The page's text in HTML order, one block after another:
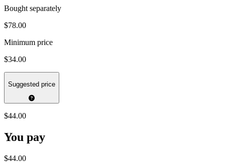
Bought separately
$78.00
Minimum price
$34.00
Suggested price
$44.00
You pay
$44.00